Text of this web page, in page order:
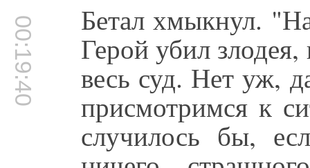
00:19:40 Бетал хмыкнул.
Герой убил
весь суд. Нет уж,
присмотримся к
случилось бы,